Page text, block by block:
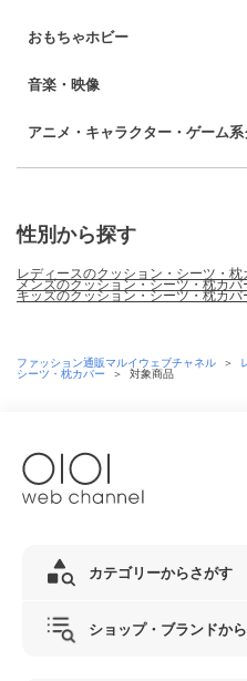
おもちゃホビー
音楽・映像
アニメ・キャラクター・ゲーム
性別から探す
レディースのクッション・シーツ・枕
メンズのクッション・シーツ・枕カバ
キッズのクッション・シーツ・枕カバ
ファッション通販マルイウェブチャネル ＞
シーツ・枕カバー
＞ 対象商品
カテゴリーからさがす
ショップ・ブランドか